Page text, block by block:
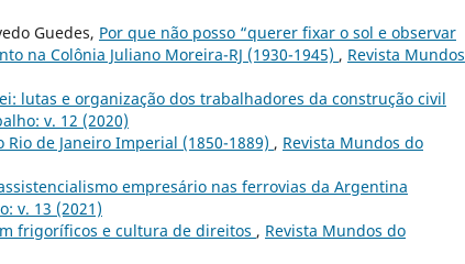
Guedes, Por que não posso “querer fixar o sol e observar
na Colônia Juliano Moreira-RJ (1930-1945) , Revista Mundos
lutas e organização dos trabalhadores da construção civil
v. 12 (2020)
de Janeiro Imperial (1850-1889) , Revista Mundos do
empresário nas ferrovias da Argentina
v. 13 (2021)
frigoríficos e cultura de direitos , Revista Mundos do